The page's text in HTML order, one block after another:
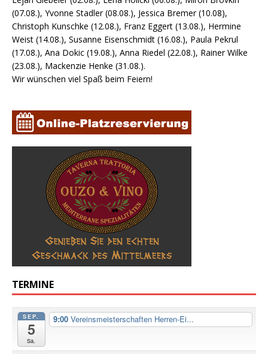
(07.08.), Yvonne Stadler (08.08.), Jessica Bremer (10.08),
Christoph Kunschke (12.08.), Franz Eggert (13.08.), Hermine
Weist (14.08.), Susanne Eisenschmidt (16.08.), Paula Pekrul
(17.08.), Ana Dokic (19.08.), Anna Riedel (22.08.), Rainer Wilke
(23.08.), Mackenzie Henke (31.08.).
Wir wünschen viel Spaß beim Feiern!
TERMINE
SEP.
5
Sa.
9:00 Vereinsmeisterschaften Herren-Ei...